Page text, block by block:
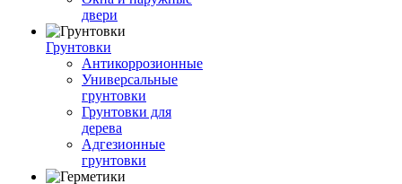
двери
Грунтовки
Антикоррозионные
Универсальные
грунтовки
Грунтовки для
дерева
Адгезионные
грунтовки